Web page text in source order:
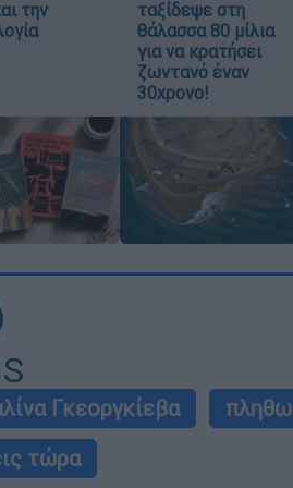
την
ταξίδεψε στη
θάλασσα 80 μίλια
για να κρατήσει
ζωντανό έναν
30χρονο!
Γκεοργκίεβα
τώρα